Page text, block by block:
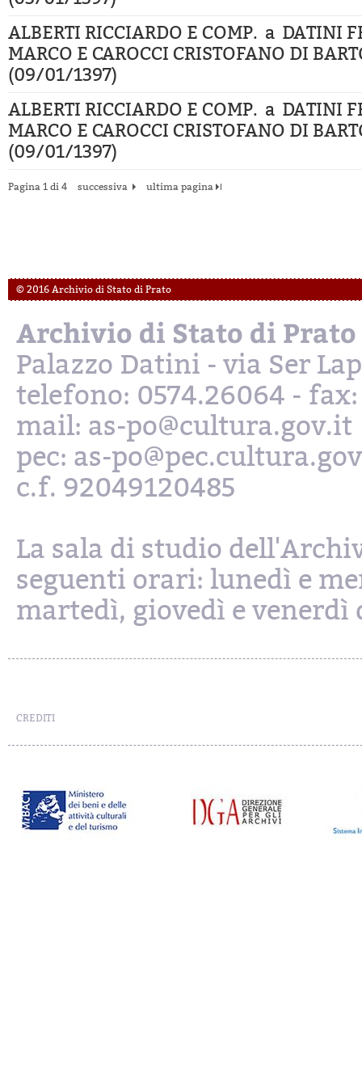
ALBERTI RICCIARDO E COMP. a DATINI
MARCO E CAROCCI CRISTOFANO DI
(09/01/1397)
ALBERTI RICCIARDO E COMP. a DATINI
MARCO E CAROCCI CRISTOFANO DI
(09/01/1397)
Pagina 1 di 4 successiva ultima pagina
© 2016 Archivio di Stato di Prato
Archivio di Stato di Prato
Palazzo Datini - via Ser
telefono: 0574.26064 - fax:
mail: as-po@cultura.gov.it
pec: as-
c.f. 92049120485
La sala di studio
seguenti orari: lunedì e
martedì, giovedì e venerdì
CREDITI